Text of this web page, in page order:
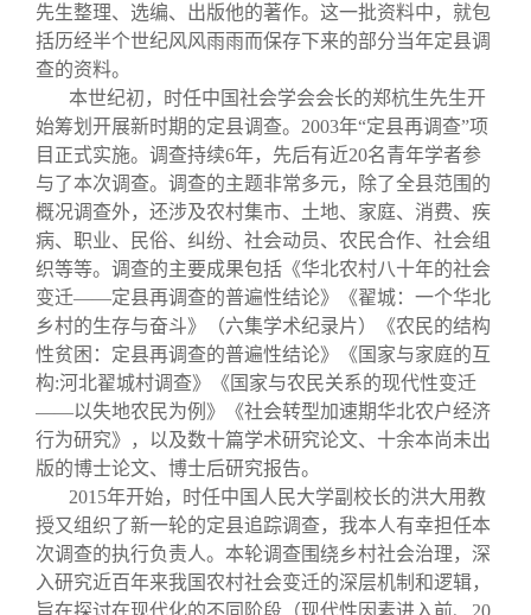
先生整理、选编、出版他的著作。这一批资料中，就包
括历经半个世纪风风雨雨而保存下来的部分当年定县调
查的资料。
本世纪初，时任中国社会学会会长的郑杭生先生开
始筹划开展新时期的定县调查。2003年“定县再调查”项
目正式实施。调查持续6年，先后有近20名青年学者参
与了本次调查。调查的主题非常多元，除了全县范围的
概况调查外，还涉及农村集市、土地、家庭、消费、疾
病、职业、民俗、纠纷、社会动员、农民合作、社会组
织等等。调查的主要成果包括《华北农村八十年的社会
变迁——定县再调查的普遍性结论》《翟城：一个华北
乡村的生存与奋斗》（六集学术纪录片）《农民的结构
性贫困：定县再调查的普遍性结论》《国家与家庭的互
构:河北翟城村调查》《国家与农民关系的现代性变迁
——以失地农民为例》《社会转型加速期华北农户经济
行为研究》，以及数十篇学术研究论文、十余本尚未出
版的博士论文、博士后研究报告。
2015年开始，时任中国人民大学副校长的洪大用教
授又组织了新一轮的定县追踪调查，我本人有幸担任本
次调查的执行负责人。本轮调查围绕乡村社会治理，深
入研究近百年来我国农村社会变迁的深层机制和逻辑，
旨在探讨在现代化的不同阶段（现代性因素进入前、20